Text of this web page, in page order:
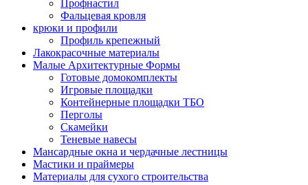
Профнастил
Фальцевая кровля
крюки и профили
Профиль крепежный
Лакокрасочные материалы
Малые Архитектурные Формы
Готовые домокомплекты
Игровые площадки
Контейнерные площадки ТБО
Перголы
Скамейки
Теневые навесы
Мансардные окна и чердачные лестницы
Мастики и праймеры
Материалы для сухого строительства